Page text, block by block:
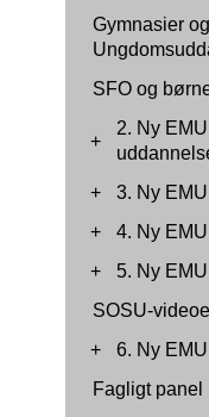
Gymnasier og
SFO og
+
2. Ny
+
3. Ny
+
4. Ny
+
5. Ny
SOSU-
+
6. Ny
Fagligt panel